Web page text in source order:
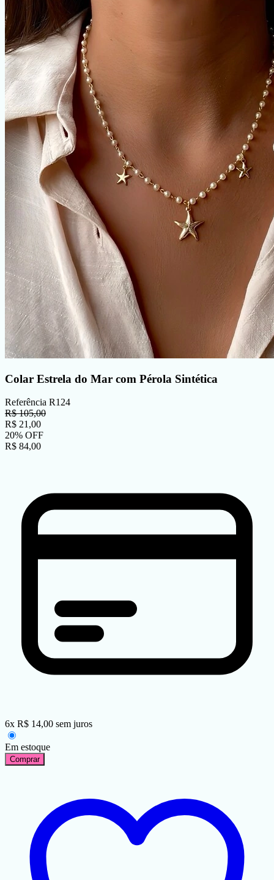
Colar Estrela do Mar com Pérola Sintética
Referência R124
R$105,00
R$ 21,00
20% OFF
R$ 84,00
6x R$ 14,00 sem juros
Em estoque
Comprar